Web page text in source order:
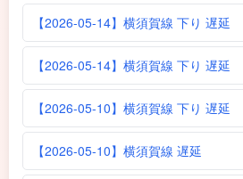
【2026-05-14】横須賀線 下り 遅延
【2026-05-14】横須賀線 下り 遅延
【2026-05-10】横須賀線 下り 遅延
【2026-05-10】横須賀線 遅延